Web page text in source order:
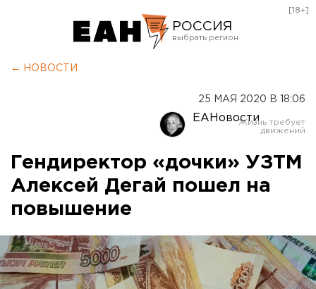
РОССИЯ
Оренбург
[18+]
← НОВОСТИ
25 МАЯ 2020 В 18:06
ЕАНовости
Гендиректор «дочки» УЗТМ
Алексей Дегай пошел на
повышение